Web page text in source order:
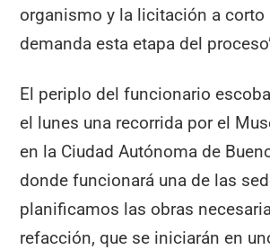
organismo y la licitación a corto
demanda esta etapa del
El periplo del funcionario
el lunes una recorrida por el
en la Ciudad Autónoma de
donde funcionará una de las
planificamos las obras
refacción, que se iniciarán en